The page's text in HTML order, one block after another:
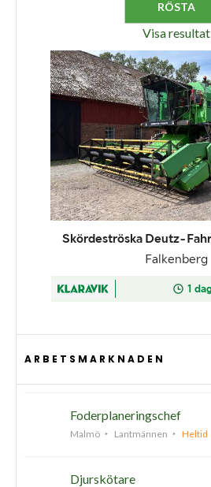
Visa resultat
ARBETSMARKNADEN
Foderplaneringschef
Malmö Lantmännen Heltid
Djurskötare